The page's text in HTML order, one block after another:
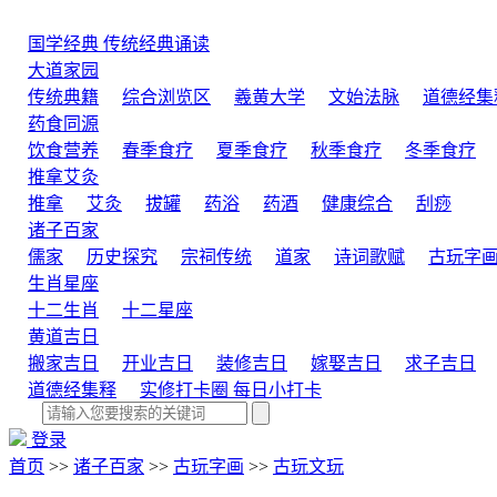
国学经典 传统经典诵读
大道家园
传统典籍
综合浏览区 羲黄大学 文始法脉
道德经集
药食同源
饮食营养
春季食疗 夏季食疗 秋季食疗 冬季食疗
推拿艾灸
推拿
艾灸 拔罐 药浴 药酒 健康综合
刮痧
诸子百家
儒家
历史探究 宗祠传统 道家 诗词歌赋 古玩字画
生肖星座
十二生肖
十二星座
黄道吉日
搬家吉日
开业吉日 装修吉日 嫁娶吉日
求子吉日
道德经集释
实修打卡圈 每日小打卡
登录
首页 >> 诸子百家 >> 古玩字画 >> 古玩文玩